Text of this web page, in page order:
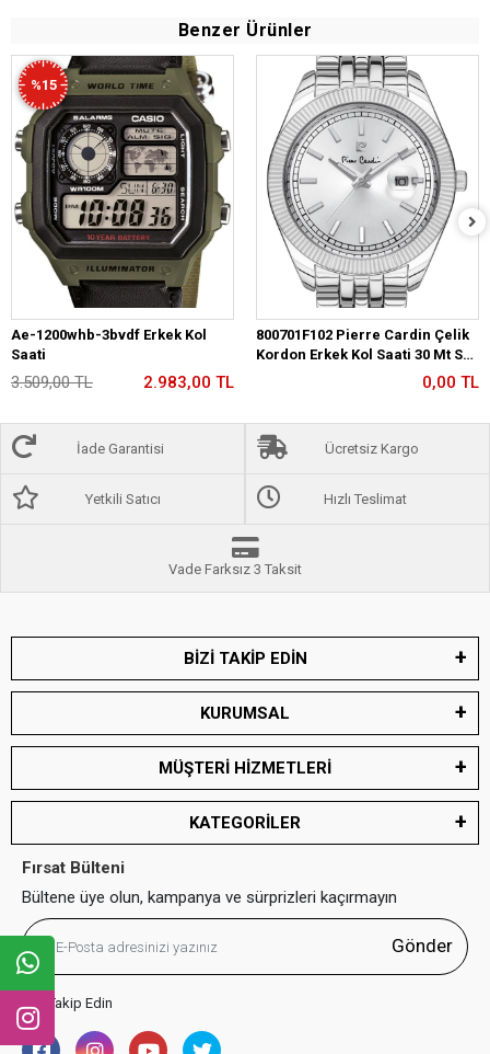
Benzer Ürünler
%15
Ae-1200whb-3bvdf Erkek Kol
Saati
3.509,00 TL 2.983,00 TL
800701F102 Pierre Cardin Çelik
Kordon Erkek Kol Saati 30 Mt Su
0,00 TL
İade Garantisi Ücretsiz Kargo
Yetkili Satıcı Hızlı Teslimat
Vade Farksız 3 Taksit
BİZİ TAKİP EDİN
KURUMSAL
MÜŞTERİ HİZMETLERİ
KATEGORİLER
Fırsat Bülteni
Bültene üye olun, kampanya ve sürprizleri kaçırmayın
Gönder
Bizi Takip Edin